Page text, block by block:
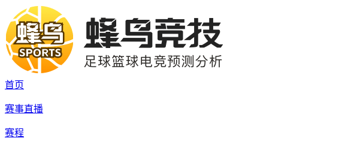
首页
赛事直播
赛程